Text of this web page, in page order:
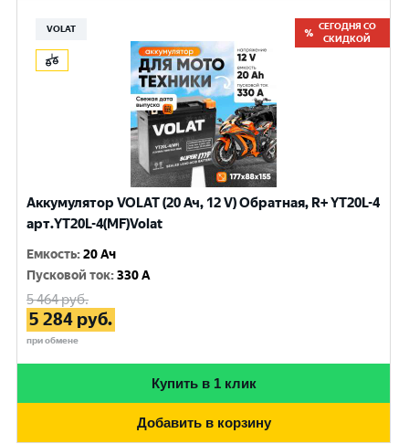
VOLAT
СЕГОДНЯ СО
СКИДКОЙ
Аккумулятор VOLAT (20 Ач, 12 V) Обратная, R+ YT20L-4
арт.YT20L-4(MF)Volat
Емкость:20 Ач
Пусковой ток:330 A
5 464руб.
5 284 руб.
при обмене
Купить в 1 клик
Добавить в корзину